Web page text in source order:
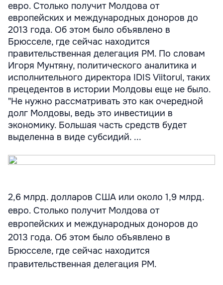
евро. Столько получит Молдова от
европейских и международных доноров до
2013 года. Об этом было объявлено в
Брюсселе, где сейчас находится
правительственная делегация РМ. По словам
Игоря Мунтяну, политического аналитика и
исполнительного директора IDIS Viitorul, таких
прецедентов в истории Молдовы еще не было.
"Не нужно рассматривать это как очередной
долг Молдовы, ведь это инвестиции в
экономику. Большая часть средств будет
выделенна в виде субсидий. ...
2,6 млрд. долларов США или около 1,9 млрд.
евро. Столько получит Молдова от
европейских и международных доноров до
2013 года. Об этом было объявлено в
Брюсселе, где сейчас находится
правительственная делегация РМ.